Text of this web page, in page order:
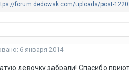
6 января 2014
девочку забрали! Спасибо